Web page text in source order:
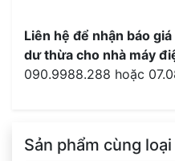
Liên hệ để nhận báo
dư thừa cho nhà máy
090.9988.288 hoặc
Sản phẩm cùng loại